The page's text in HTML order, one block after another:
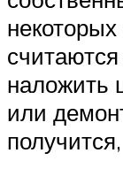
наложить
или